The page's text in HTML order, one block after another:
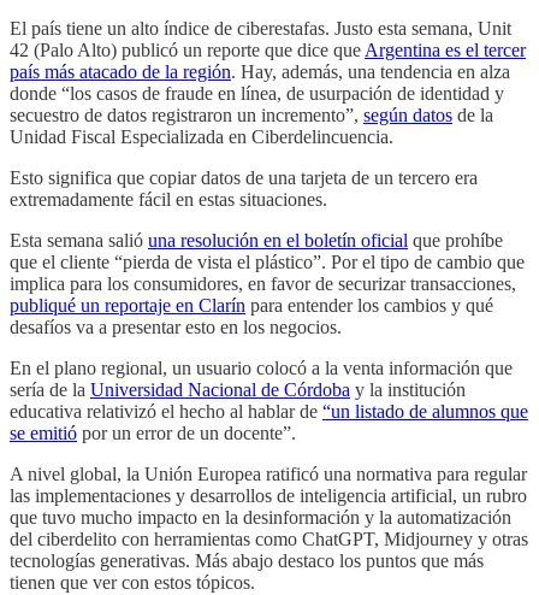
El país tiene un alto índice de ciberestafas. Justo esta semana, Unit
42 (Palo Alto) publicó un reporte que dice que Argentina es el tercer
país más atacado de la región. Hay, además, una tendencia en alza
donde “los casos de fraude en línea, de usurpación de identidad y
secuestro de datos registraron un incremento”, según datos de la
Unidad Fiscal Especializada en Ciberdelincuencia.
Esto significa que copiar datos de una tarjeta de un tercero era
extremadamente fácil en estas situaciones.
Esta semana salió una resolución en el boletín oficial que prohíbe
que el cliente “pierda de vista el plástico”. Por el tipo de cambio que
implica para los consumidores, en favor de securizar transacciones,
publiqué un reportaje en Clarín para entender los cambios y qué
desafíos va a presentar esto en los negocios.
En el plano regional, un usuario colocó a la venta información que
sería de la Universidad Nacional de Córdoba y la institución
educativa relativizó el hecho al hablar de “un listado de alumnos que
se emitió por un error de un docente”.
A nivel global, la Unión Europea ratificó una normativa para regular
las implementaciones y desarrollos de inteligencia artificial, un rubro
que tuvo mucho impacto en la desinformación y la automatización
del ciberdelito con herramientas como ChatGPT, Midjourney y otras
tecnologías generativas. Más abajo destaco los puntos que más
tienen que ver con estos tópicos.